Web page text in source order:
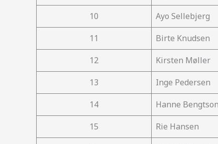
10
Ayo Sellebjerg
11
Birte Knudsen
12
Kirsten Møller
13
Inge Pedersen
14
Hanne Bengtson
15
Rie Hansen